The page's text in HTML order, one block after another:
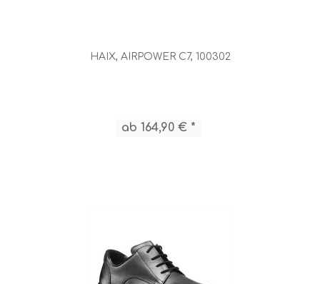
HAIX, AIRPOWER C7, 100302
ab 164,90 € *